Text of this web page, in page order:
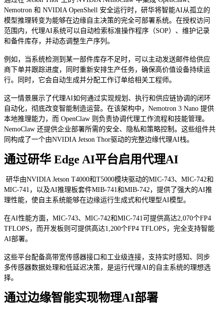
Nemotron 和 NVIDIA OpenShell 安全运行时，研华将智能AI从孤立的
模型推理转变为能够在边缘自主决策的完全可部署系统。在授权访问
范围内，代理AI系统可以自动检索标准操作程序（SOP）、维护记录
和备件库存，并动态调整生产序列。
例如，当系统检测到某一部件库存不足时，可以主动发送邮件给供应
商下单并跟踪进度，同时重新安排生产任务，确保高价值设备持续运
行。同时，它会自动生成并分配工作订单给相关工程师。
这一情景展示了代理AI如何通过实现规划、执行和供应链协调的闭环
自动化，彻底改变智能制造运营。在该架构中，Nemotron 3 Nano 提供
本地推理能力，而 OpenClaw 则负责协调代理工作流程和技能管理。
NemoClaw 还提供企业部署所需的安全、隐私和策略控制。这些组件共
同构成了一个由NVIDIA Jetson Thor驱动的完整边缘代理AI栈。
通过研华 Edge AI平台启用代理AI
研华由NVIDIA Jetson T4000和T5000模块驱动的MIC-743、MIC-742和
MIC-741，以及AI推理板套件MIB-741和MIB-742，提供了强大的AI推
理性能，使自主系统能够在边缘运行生成式和代理型AI模型。
在AI性能方面，MIC-743、MIC-742和MIC-741可提供高达2,070个FP4
TFLOPS，而开发板则可提供高达1,200个FP4 TFLOPS，完全支持智能
AI部署。
这些平台配备高带宽传感器接口和工业级连接，支持实时感知、同步
多传感器数据处理和低延迟决策，是运行代理AI的自主系统的理想选
择。
通过边缘智能实现物理AI部署